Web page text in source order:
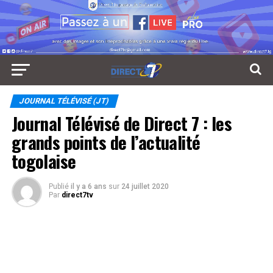
JOURNAL TÉLÉVISÉ (JT)
Journal Télévisé de Direct 7 : les
grands points de l’actualité
togolaise
Publié il y a 6 ans sur 24 juillet 2020
Par direct7tv